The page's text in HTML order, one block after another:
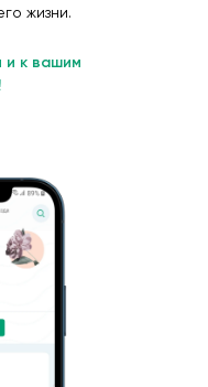
жизни.
к вашим